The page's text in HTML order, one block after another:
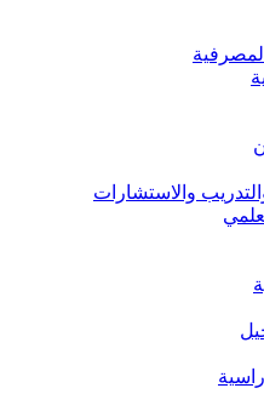
والاستشارات